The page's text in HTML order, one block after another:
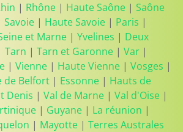
| Rhône | Haute Saône | Saône
Savoie | Haute Savoie | Paris |
et Marne | Yvelines | Deux
Tarn | Tarn et Garonne | Var |
| Vienne | Haute Vienne | Vosges |
de Belfort | Essonne | Hauts de
Denis | Val de Marne | Val d'Oise |
| Guyane | La réunion |
| Mayotte | Terres Australes